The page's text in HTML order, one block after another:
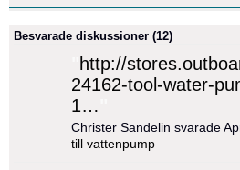
Besvarade diskussioner (12)
http://
24162-tool-water-
1…
Christer Sandelin svarade
till vattenpump